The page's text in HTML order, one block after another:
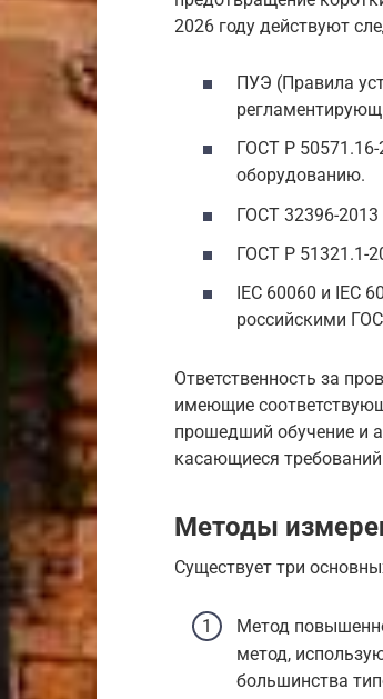
2026 году действуют
ПУЭ (Правила
ГОСТ Р
оборудованию.
ГОСТ 32396-2013
ГОСТ Р 51321.1-
IEC 60060 и IEC
российскими
Ответственность за
имеющие
прошедший обучение и
касающиеся
Методы
Существует три
Метод
метод,
большинства